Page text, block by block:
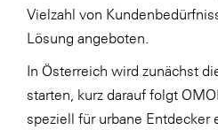
Vielzahl von
Lösung angeboten.
In Österreich wird zunächst
starten, kurz darauf folgt
speziell für urbane Entdecker